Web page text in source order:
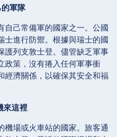
軍隊
自己常備軍的國家之一。公國
士進行防禦。根據與瑞士的國
護列支敦士登。儘管缺乏軍事
政策，沒有捲入任何軍事衝
經濟關係，以確保其安全和福
來這裡
機場或火車站的國家。旅客通